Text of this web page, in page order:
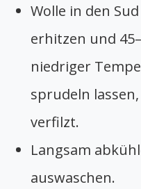
Wolle in den
erhitzen und
niedriger
sprudeln
verfilzt.
Langsam
auswaschen.